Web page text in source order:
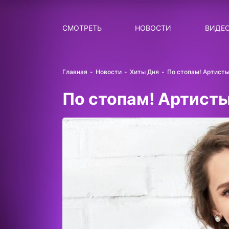
СМОТРЕТЬ НОВОСТИ
Главная Новости Хиты Дня По стопам!
По стопам!